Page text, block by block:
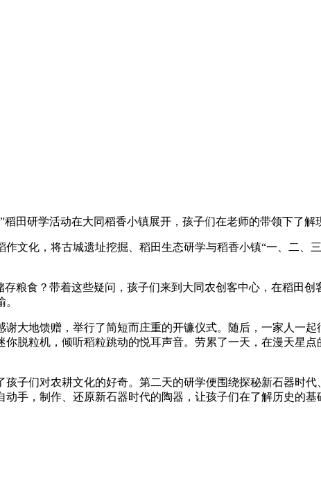
田研学活动在大同稻香小镇展开，孩子们在老师的带领下了解
文化，将古城遗址挖掘、稻田生态研学与稻香小镇“一、二、
粮食？带着这些疑问，孩子们来到大同农创客中心，在稻田
大地馈赠，举行了简短而庄重的开镰仪式。随后，一家人一
脱粒机，倾听稻粒跳动的悦耳声音。劳累了一天，在漫天星
子们对农耕文化的好奇。第二天的研学便围绕探秘新石器时
手，制作、还原新石器时代的陶器，让孩子们在了解历史的